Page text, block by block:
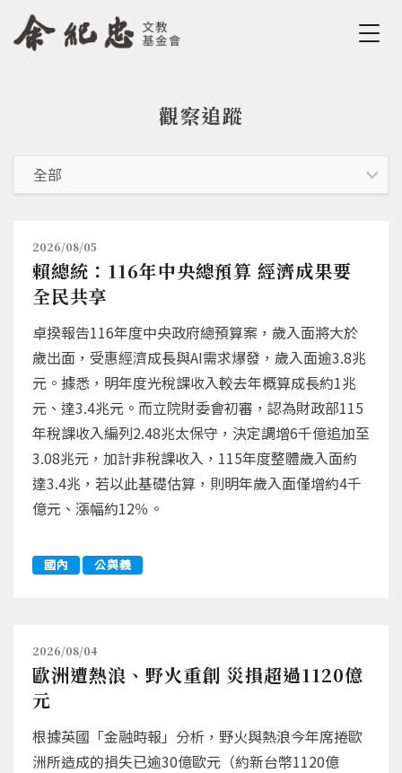
Jump to Navigation
Jump to Main content
觀察追蹤
2026/08/05
賴總統：116年中央總預算 經濟成果要
全民共享
卓揆報告116年度中央政府總預算案，歲入面將大於
歲出面，受惠經濟成長與AI需求爆發，歲入面逾3.8兆
元。據悉，明年度光稅課收入較去年概算成長約1兆
元、達3.4兆元。而立院財委會初審，認為財政部115
年稅課收入編列2.48兆太保守，決定調增6千億追加至
3.08兆元，加計非稅課收入，115年度整體歲入面約
達3.4兆，若以此基礎估算，則明年歲入面僅增約4千
億元、漲幅約12％。
國內 公與義
2026/08/04
歐洲遭熱浪、野火重創 災損超過1120億
元
根據英國「金融時報」分析，野火與熱浪今年席捲歐
洲所造成的損失已逾30億歐元（約新台幣1120億